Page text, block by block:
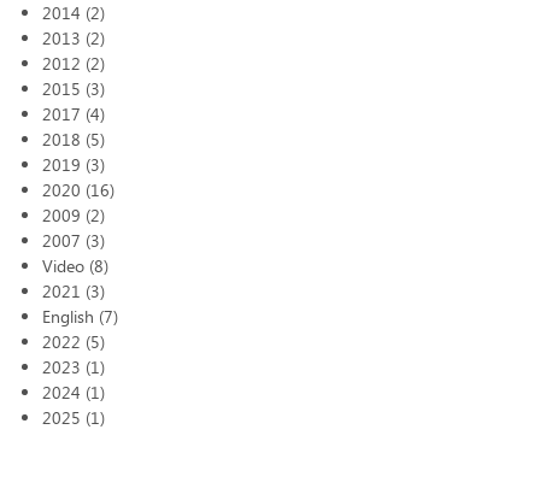
2014 (2)
2013 (2)
2012 (2)
2015 (3)
2017 (4)
2018 (5)
2019 (3)
2020 (16)
2009 (2)
2007 (3)
Video (8)
2021 (3)
English (7)
2022 (5)
2023 (1)
2024 (1)
2025 (1)